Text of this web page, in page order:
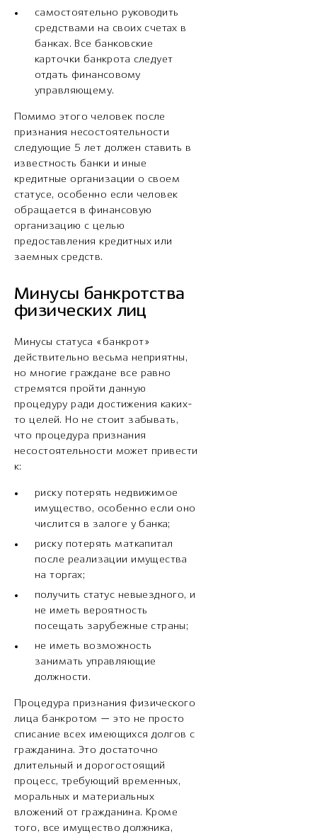
самостоятельно руководить
средствами на своих счетах в
банках. Все банковские
карточки банкрота следует
отдать финансовому
управляющему.
Помимо этого человек после
признания несостоятельности
следующие 5 лет должен ставить в
известность банки и иные
кредитные организации о своем
статусе, особенно если человек
обращается в финансовую
организацию с целью
предоставления кредитных или
заемных средств.
Минусы банкротства
физических лиц
Минусы статуса «банкрот»
действительно весьма неприятны,
но многие граждане все равно
стремятся пройти данную
процедуру ради достижения каких-
то целей. Но не стоит забывать,
что процедура признания
несостоятельности может привести
к:
риску потерять недвижимое
имущество, особенно если оно
числится в залоге у банка;
риску потерять маткапитал
после реализации имущества
на торгах;
получить статус невыездного, и
не иметь вероятность
посещать зарубежные страны;
не иметь возможность
занимать управляющие
должности.
Процедура признания физического
лица банкротом — это не просто
списание всех имеющихся долгов с
гражданина. Это достаточно
длительный и дорогостоящий
процесс, требующий временных,
моральных и материальных
вложений от гражданина. Кроме
того, все имущество должника,